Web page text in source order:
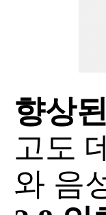
향상
고도
와 음